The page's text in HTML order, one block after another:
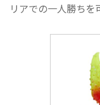
リアでの一人勝ちを